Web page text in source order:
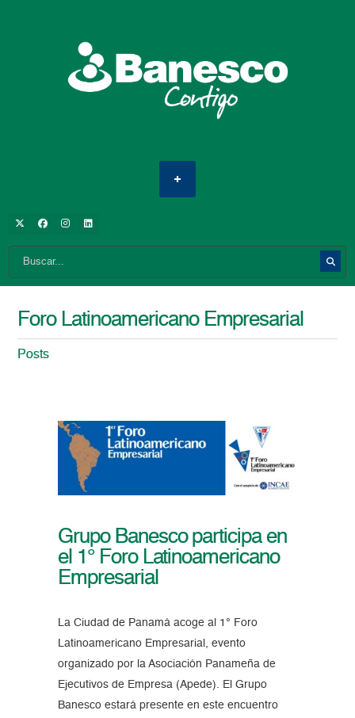
Foro Latinoamericano Empresarial
Posts
Grupo Banesco participa en
el 1° Foro Latinoamericano
Empresarial
La Ciudad de Panamá acoge al 1° Foro
Latinoamericano Empresarial, evento
organizado por la Asociación Panameña de
Ejecutivos de Empresa (Apede). El Grupo
Banesco estará presente en este encuentro